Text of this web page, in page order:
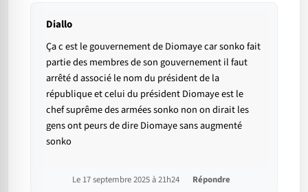
Diallo
Ça c est le gouvernement de Diomaye car sonko fait
partie des membres de son gouvernement il faut
arrêté d associé le nom du président de la
république et celui du président Diomaye est le
chef suprême des armées sonko non on dirait les
gens ont peurs de dire Diomaye sans augmenté
sonko
Le 17 septembre 2025 à 21h24 Répondre